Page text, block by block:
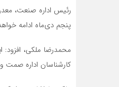
رئیس اداره صنعت،
پنجم دی‌ماه ادامه
محمدرضا ملکی،
کارشناسان اداره صمت